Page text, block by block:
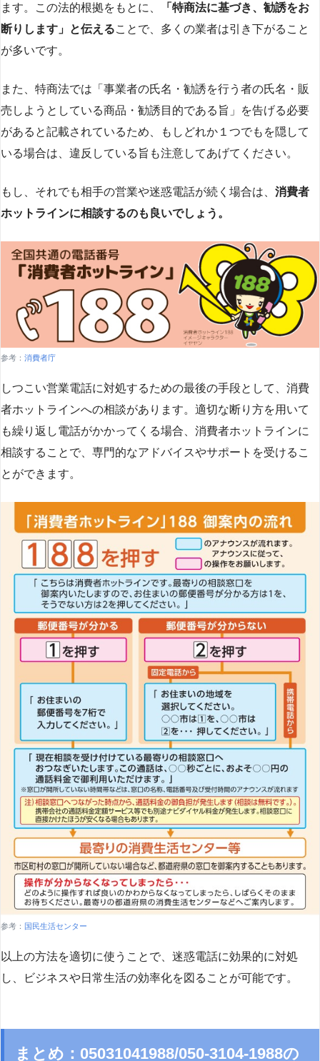
ます。この法的根拠をもとに、
「特商法に基づき、勧誘をお
断りします」と伝えることで、多くの業者は引き下がること
が多いです​​。
また、特商法では「事業者の氏名・勧誘を行う者の氏名・販
売しようとしている商品・勧誘目的である旨」を告げる必要
があると記載されているため、もしどれか１つでもを隠して
いる場合は、違反している旨も注意してあげてください。
もし、それでも相手の営業や迷惑電話が続く場合は、 消費者
ホットラインに相談するのも良いでしょう。
参考： 消費者庁
しつこい営業電話に対処するための最後の手段として、消費
者ホットラインへの相談があります。適切な断り方を用いて
も繰り返し電話がかかってくる場合、消費者ホットラインに
相談することで、専門的なアドバイスやサポートを受けるこ
とができます​​。
参考： 国民生活センター
以上の方法を適切に使うことで、迷惑電話に効果的に対処
し、ビジネスや日常生活の効率化を図ることが可能です。
まとめ：05031041988/050-3104-1988の